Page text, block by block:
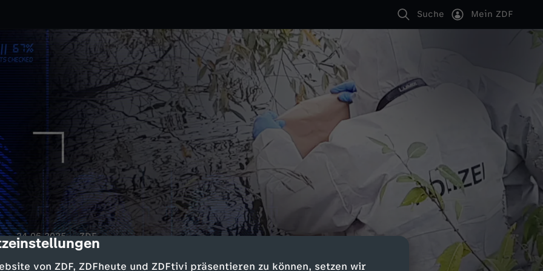
von ZDF, ZDFheute und ZDFtivi präsentieren zu können, setzen wir
Suche Mein ZDF
24.06.2025 ZDF
alarmiert die